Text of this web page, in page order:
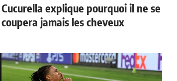
Cucurella explique pourquoi il ne se
coupera jamais les cheveux